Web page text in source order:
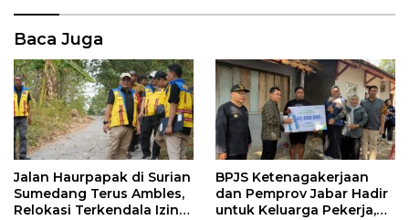
Baca Juga
Jalan Haurpapak di Surian
Sumedang Terus Ambles,
Relokasi Terkendala Izin
BPJS Ketenagakerjaan
dan Pemprov Jabar Hadir
untuk Keluarga Pekerja,